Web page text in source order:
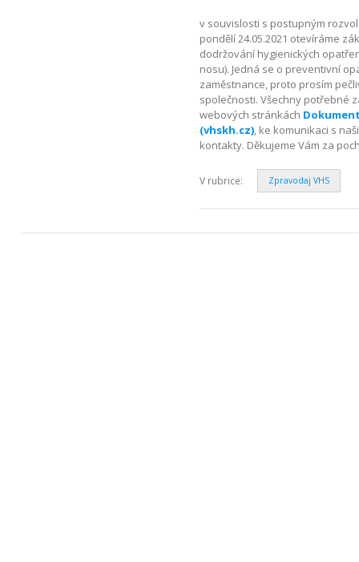
v souvislosti s postupným
pondělí 24.05.2021 otevíráme
dodržování hygienických
nosu). Jedná se o preventivní
zaměstnance, proto prosím
společnosti. Všechny potřebné
webových stránkách
(vhskh.cz), ke komunikaci s
kontakty. Děkujeme Vám za
V rubrice: Zpravodaj VHS